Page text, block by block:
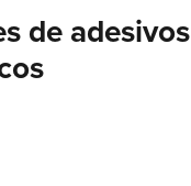
de adesivos